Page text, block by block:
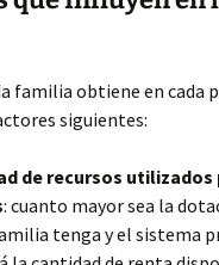
familia obtiene en cada
siguientes:
de recursos utilizados
: cuanto mayor sea la
tenga y el sistema